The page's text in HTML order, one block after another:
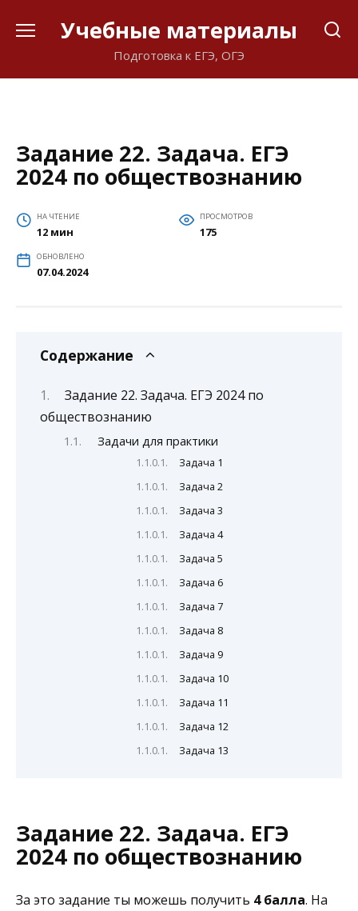
Учебные материалы
Подготовка к ЕГЭ, ОГЭ
Задание 22. Задача. ЕГЭ
2024 по обществознанию
НА ЧТЕНИЕ
12 мин
ПРОСМОТРОВ
175
ОБНОВЛЕНО
07.04.2024
Содержание
Задание 22. Задача. ЕГЭ 2024 по
обществознанию
Задачи для практики
Задача 1
Задача 2
Задача 3
Задача 4
Задача 5
Задача 6
Задача 7
Задача 8
Задача 9
Задача 10
Задача 11
Задача 12
Задача 13
Задание 22. Задача. ЕГЭ
2024 по обществознанию
За это задание ты можешь получить 4 балла. На